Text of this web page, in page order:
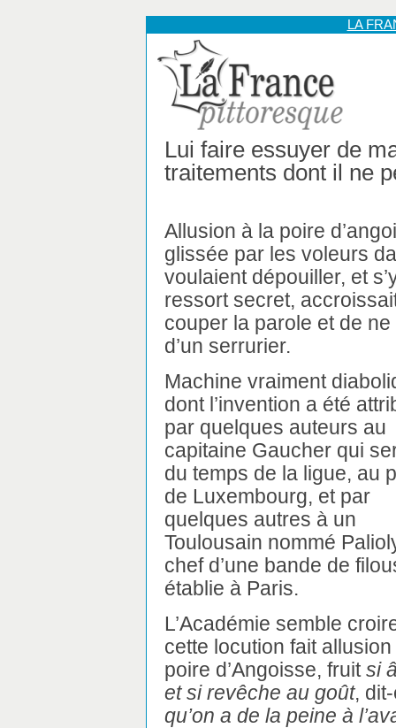
LA
Lui faire essuyer de
traitements dont il ne
Allusion à la poire
glissée par les voleurs
voulaient dépouiller, et
ressort secret,
couper la parole et de ne
d’un serrurier.
Machine vraiment
dont l’invention a été
par quelques auteurs au
capitaine Gaucher qui
du temps de la ligue, au
de Luxembourg, et par
quelques autres à un
Toulousain nommé
chef d’une bande de
établie à Paris.
L’Académie semble
cette locution fait
poire d’Angoisse, fruitsi
et si revêche au goût,
qu’on a de la peine à